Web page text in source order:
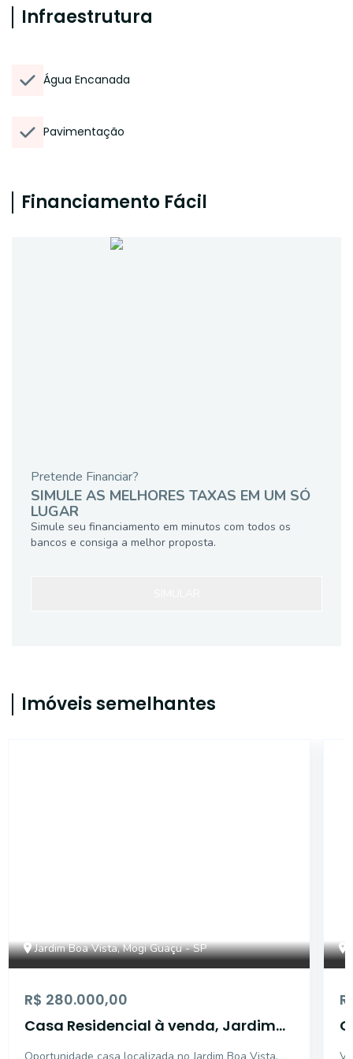
Infraestrutura
Água Encanada
Pavimentação
Financiamento Fácil
Pretende Financiar?
SIMULE AS MELHORES TAXAS EM UM SÓ
LUGAR
Simule seu financiamento em minutos com todos os
bancos e consiga a melhor proposta.
Imóveis semelhantes
Jardim Boa Vista, Mogi Guaçu - SP
R$ 280.000,00
Casa Residencial à venda, Jardim